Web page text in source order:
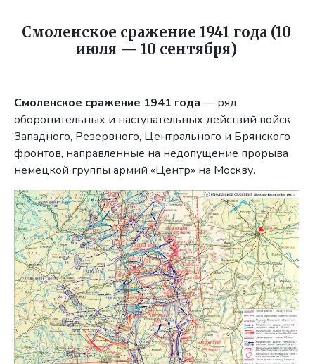
Смоленское сражение 1941 года (10
июля — 10 сентября)
Смоленское сражение 1941 года — ряд
оборонительных и наступательных действий войск
Западного, Резервного, Центрального и Брянского
фронтов, направленные на недопущение прорыва
немецкой группы армий «Центр» на Москву.